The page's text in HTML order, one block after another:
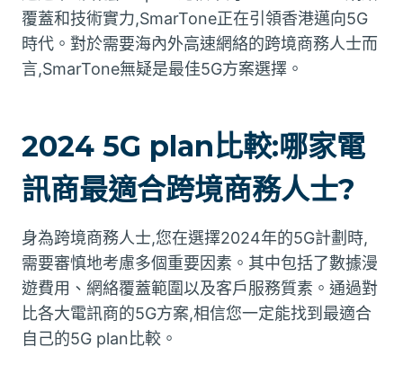
覆蓋和技術實力,SmarTone正在引領香港邁向5G
時代。對於需要海內外高速網絡的跨境商務人士而
言,SmarTone無疑是最佳5G方案選擇。
2024 5G plan比較:哪家電
訊商最適合跨境商務人士?
身為跨境商務人士,您在選擇2024年的5G計劃時,
需要審慎地考慮多個重要因素。其中包括了數據漫
遊費用、網絡覆蓋範圍以及客戶服務質素。通過對
比各大電訊商的5G方案,相信您一定能找到最適合
自己的5G plan比較。